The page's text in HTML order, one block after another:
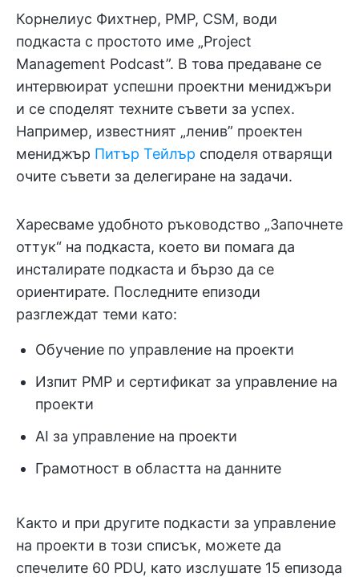
Корнелиус Фихтнер, PMP, CSM, води
подкаста с простото име „Project
Management Podcast”. В това предаване се
интервюират успешни проектни мениджъри
и се споделят техните съвети за успех.
Например, известният „ленив” проектен
мениджър Питър Тейлър споделя отварящи
очите съвети за делегиране на задачи.
Харесваме удобното ръководство „Започнете
оттук“ на подкаста, което ви помага да
инсталирате подкаста и бързо да се
ориентирате. Последните епизоди
разглеждат теми като:
Обучение по управление на проекти
Изпит PMP и сертификат за управление на
проекти
AI за управление на проекти
Грамотност в областта на данните
Както и при другите подкасти за управление
на проекти в този списък, можете да
спечелите 60 PDU, като изслушате 15 епизода